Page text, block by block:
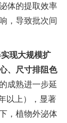
体的提取效率
，导致批次间
现大规模扩
、尺寸排阻色
成熟进一步延
以上），显著
，植物外泌体